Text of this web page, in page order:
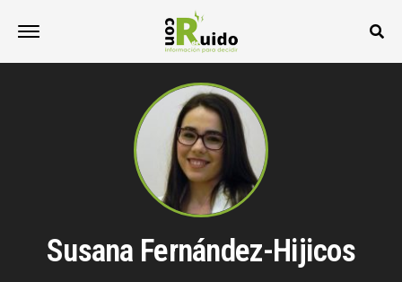
Susana Fernández-Hijicos